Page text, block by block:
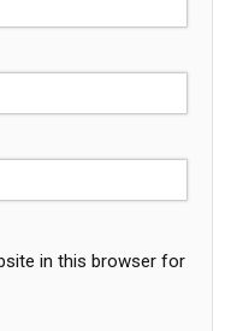
in this browser for